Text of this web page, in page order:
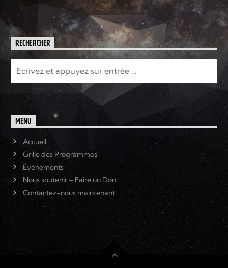
RECHERCHER
MENU
Accueil
Grille des Programmes
Événements
Nous soutenir – Faire un Don
Contactez-nous maintenant!